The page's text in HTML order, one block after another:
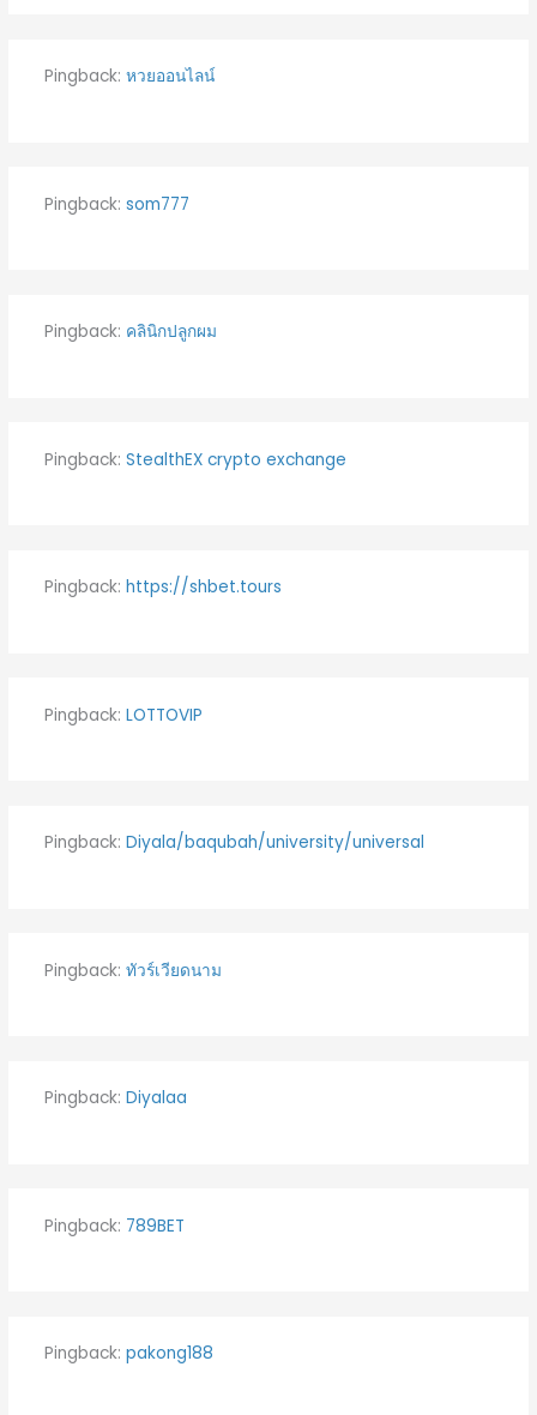
Pingback: หวยออนไลน์
Pingback: som777
Pingback: คลินิกปลูกผม
Pingback: StealthEX crypto exchange
Pingback: https://shbet.tours
Pingback: LOTTOVIP
Pingback: Diyala/baqubah/university/universal
Pingback: ทัวร์เวียดนาม
Pingback: Diyalaa
Pingback: 789BET
Pingback: pakong188